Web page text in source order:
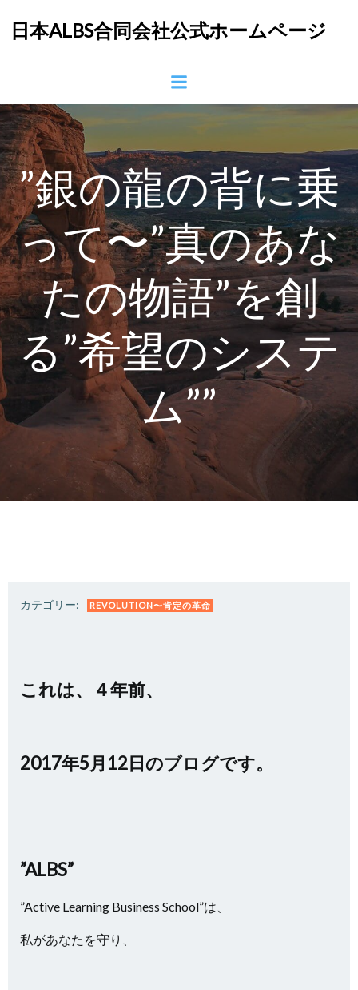
ン
ツ
へ
ッ
プ
日本ALBS合同会社公式ホームページ
”銀の龍の背に乗
って〜”真のあな
たの物語”を創
る”希望のシステ
ム””
カテゴリー: REVOLUTION〜肯定の革命
これは、４年前、
2017年5月12日のブログです。
”ALBS”
”Active Learning Business School”は、
私があなたを守り、